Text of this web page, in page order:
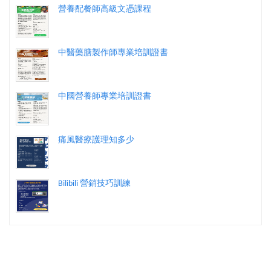
營養配餐師高級文憑課程
中醫藥膳製作師專業培訓證書
中國營養師專業培訓證書
痛風醫療護理知多少
Bilibili 營銷技巧訓練